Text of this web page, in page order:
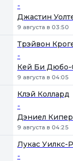
-
Джастин
9 августа в 03:50
Трэйвон
-
Кей Би Дюбо-
9 августа в 04:05
Клэй Коллард
-
Дэниел
9 августа в 04:25
Лукас Уилкс-
-